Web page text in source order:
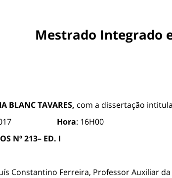
Mestrado Integrado
BLANC TAVARES, com a dissertação
2017 Hora: 16H00
Nº 213– ED. I
Constantino Ferreira, Professor Auxiliar